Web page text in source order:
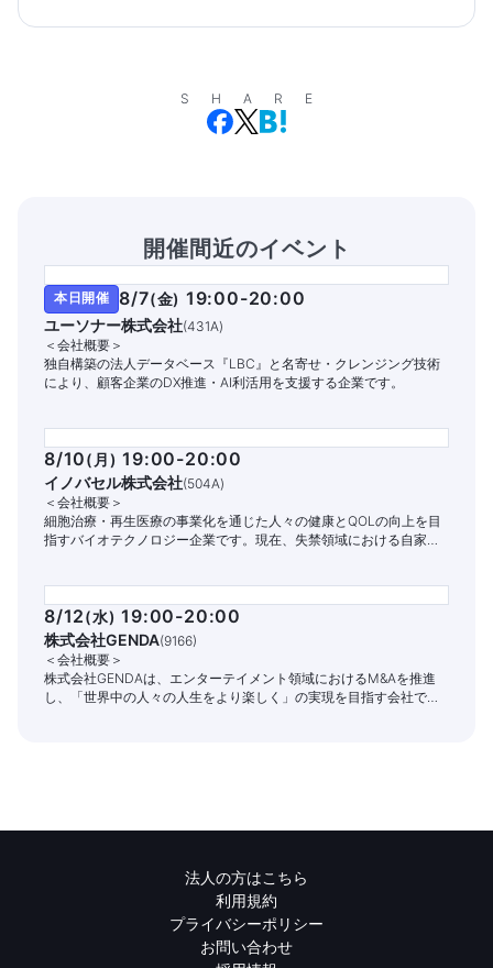
SHARE
開催間近のイベント
本日開催 8/7(金) 19:00-20:00
ユーソナー株式会社(431A)
＜会社概要＞
独自構築の法人データベース『LBC』と名寄せ・クレンジング技術
により、顧客企業のDX推進・AI利活用を支援する企業です。
8/10( 月) 19:00-20:00
イノバセル株式会社(504A)
＜会社概要＞
細胞治療・再生医療の事業化を通じた人々の健康とQOLの向上を目
指すバイオテクノロジー企業です。現在、失禁領域における自家細
8/12(水) 19:00-20:00
株式会社GENDA(9166)
＜会社概要＞
株式会社GENDAは、エンターテイメント領域におけるM&Aを推進
し、「世界中の人々の人生をより楽しく」の実現を目指す会社で
法人の方はこちら
利用規約
プライバシーポリシー
お問い合わせ